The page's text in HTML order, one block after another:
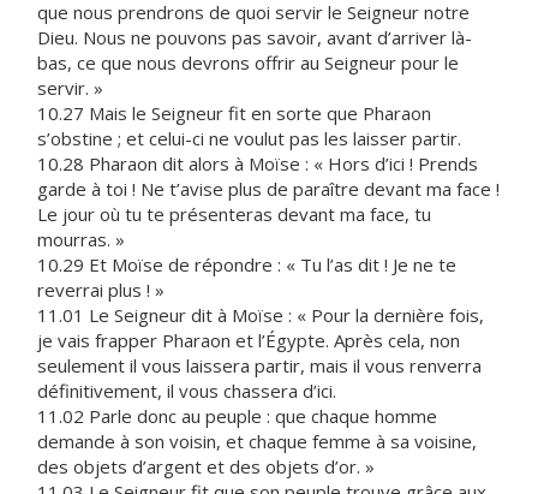
que nous prendrons de quoi servir le Seigneur notre
Dieu. Nous ne pouvons pas savoir, avant d’arriver là-
bas, ce que nous devrons offrir au Seigneur pour le
servir. »
10.27 Mais le Seigneur fit en sorte que Pharaon
s’obstine ; et celui-ci ne voulut pas les laisser partir.
10.28 Pharaon dit alors à Moïse : « Hors d’ici ! Prends
garde à toi ! Ne t’avise plus de paraître devant ma face !
Le jour où tu te présenteras devant ma face, tu
mourras. »
10.29 Et Moïse de répondre : « Tu l’as dit ! Je ne te
reverrai plus ! »
11.01 Le Seigneur dit à Moïse : « Pour la dernière fois,
je vais frapper Pharaon et l’Égypte. Après cela, non
seulement il vous laissera partir, mais il vous renverra
définitivement, il vous chassera d’ici.
11.02 Parle donc au peuple : que chaque homme
demande à son voisin, et chaque femme à sa voisine,
des objets d’argent et des objets d’or. »